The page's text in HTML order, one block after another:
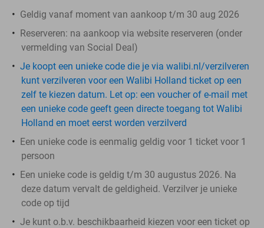
Geldig vanaf moment van aankoop t/m 30 aug 2026
Reserveren: na aankoop via website reserveren (onder
vermelding van Social Deal)
Je koopt een unieke code die je via walibi.nl/verzilveren
kunt verzilveren voor een Walibi Holland ticket op een
zelf te kiezen datum. Let op: een voucher of e-mail met
een unieke code geeft geen directe toegang tot Walibi
Holland en moet eerst worden verzilverd
Een unieke code is eenmalig geldig voor 1 ticket voor 1
persoon
Een unieke code is geldig t/m 30 augustus 2026. Na
deze datum vervalt de geldigheid. Verzilver je unieke
code op tijd
Je kunt o.b.v. beschikbaarheid kiezen voor een ticket op